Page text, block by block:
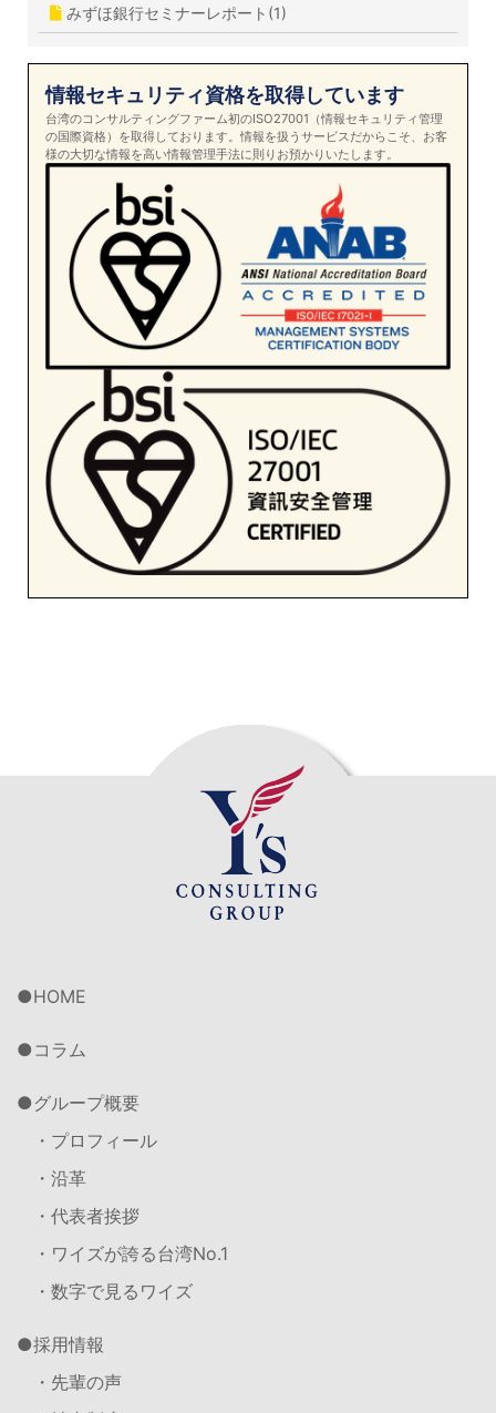
みずほ銀行セミナーレポート(1)
情報セキュリティ資格を取得しています
台湾のコンサルティングファーム初のISO27001（情報セキュリティ管理
の国際資格）を取得しております。情報を扱うサービスだからこそ、お客
様の大切な情報を高い情報管理手法に則りお預かりいたします。
HOME
コラム
グループ概要
・プロフィール
・沿革
・代表者挨拶
・ワイズが誇る台湾No.1
・数字で見るワイズ
採用情報
・先輩の声